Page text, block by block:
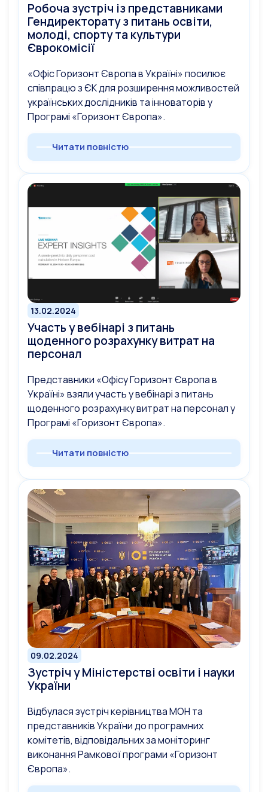
Робоча зустріч із представниками
Гендиректорату з питань освіти,
молоді, спорту та культури
Єврокомісії
«Офіс Горизонт Європа в Україні» посилює
співпрацю з ЄК для розширення можливостей
українських дослідників та інноваторів у
Програмі «Горизонт Європа».
Читати повністю
13.02.2024
Участь у вебінарі з питань
щоденного розрахунку витрат на
персонал
Представники «Офісу Горизонт Європа в
Україні» взяли участь у вебінарі з питань
щоденного розрахунку витрат на персонал у
Програмі «Горизонт Європа».
Читати повністю
09.02.2024
Зустріч у Міністерстві освіти і науки
України
Відбулася зустріч керівництва МОН та
представників України до програмних
комітетів, відповідальних за моніторинг
виконання Рамкової програми «Горизонт
Європа».